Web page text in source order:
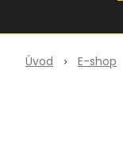
Úvod E-shop